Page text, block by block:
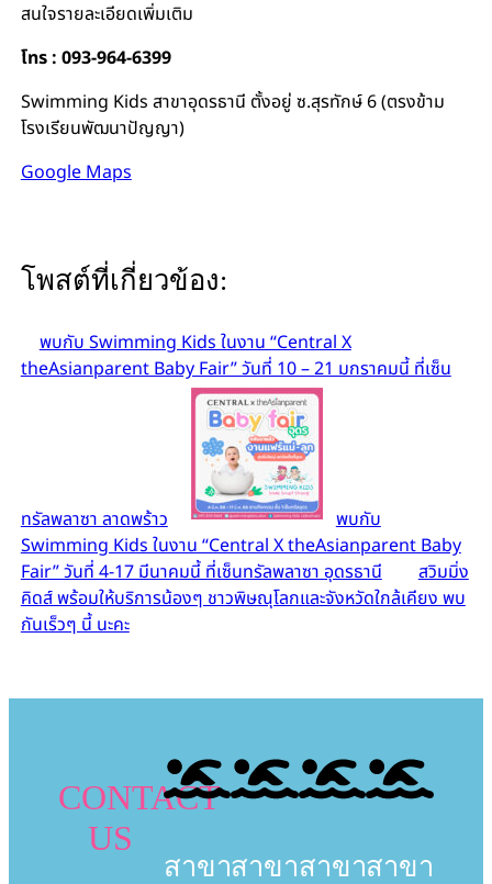
สนใจรายละเอียดเพิ่มเติม
โทร : 093-964-6399
Swimming Kids สาขาอุดรธานี ตั้งอยู่ ซ.สุรทักษ์ 6 (ตรงข้าม
โรงเรียนพัฒนาปัญญา)
Google Maps
โพสต์ที่เกี่ยวข้อง:
พบกับ Swimming Kids ในงาน “Central X
theAsianparent Baby Fair” วันที่ 10 – 21 มกราคมนี้ ที่เซ็น
ทรัลพลาซา ลาดพร้าว
พบกับ
Swimming Kids ในงาน “Central X theAsianparent Baby
Fair” วันที่ 4-17 มีนาคมนี้ ที่เซ็นทรัลพลาซา อุดรธานี
สวิมมิ่ง
คิดส์ พร้อมให้บริการน้องๆ ชาวพิษณุโลกและจังหวัดใกล้เคียง พบ
กันเร็วๆ นี้ นะคะ
CONTACT
US
สาขาสาขาสาขาสาขา